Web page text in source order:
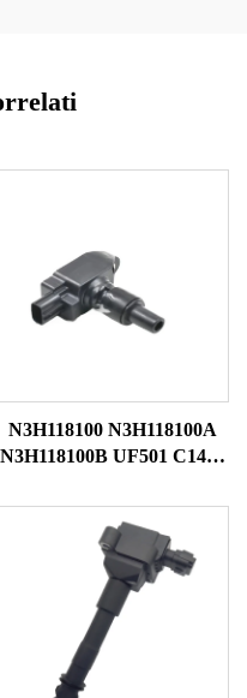
N3H118100 N3H118100A
N3H118100B UF501 C1459
di accensione motore auto
per Mazda Bobina di
accensione auto